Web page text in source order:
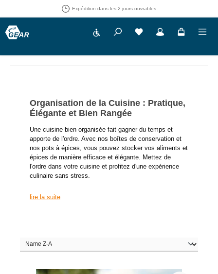
Droit de retour de 30 jours
Show toolbar Vous avez 0 articles
Organisation de la Cuisine : Pratique,
Élégante et Bien Rangée
Une cuisine bien organisée fait gagner du temps et
apporte de l'ordre. Avec nos boîtes de conservation et
nos pots à épices, vous pouvez stocker vos aliments et
épices de manière efficace et élégante. Mettez de
l'ordre dans votre cuisine et profitez d'une expérience
culinaire sans stress.
lire la suite